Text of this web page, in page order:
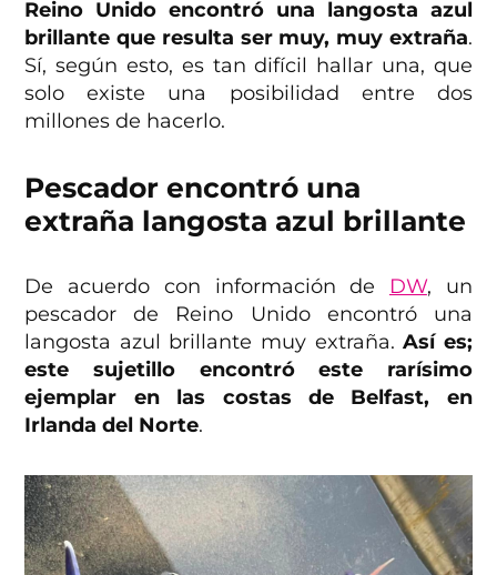
Reino Unido encontró una langosta azul
brillante que resulta ser muy, muy extraña.
Sí, según esto, es tan difícil hallar una, que
solo existe una posibilidad entre dos
millones de hacerlo.
Pescador encontró una
extraña langosta azul brillante
De acuerdo con información de DW, un
pescador de Reino Unido encontró una
langosta azul brillante muy extraña.Así es;
este sujetillo encontró este rarísimo
ejemplar en las costas de Belfast, en
Irlanda del Norte.